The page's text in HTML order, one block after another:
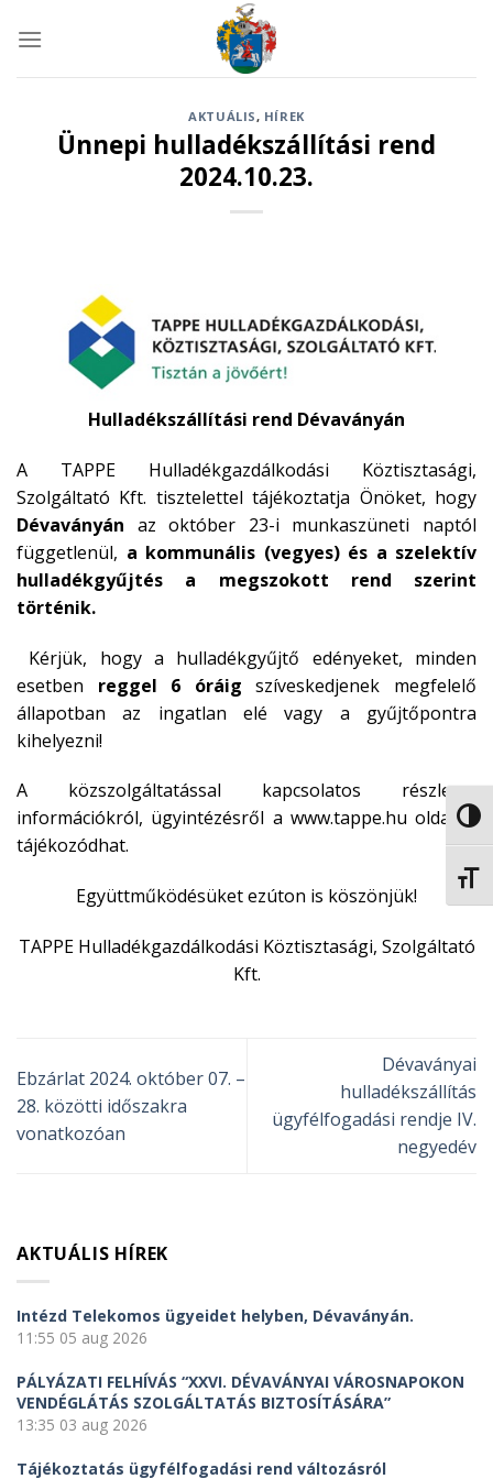
AKTUÁLIS, HÍREK
Ünnepi hulladékszállítási rend
2024.10.23.
Hulladékszállítási rend Dévaványán
A TAPPE Hulladékgazdálkodási Köztisztasági,
Szolgáltató Kft. tisztelettel tájékoztatja Önöket, hogy
Dévaványán az október 23-i munkaszüneti naptól
függetlenül, a kommunális (vegyes) és a szelektív
hulladékgyűjtés a megszokott rend szerint
történik.
Kérjük, hogy a hulladékgyűjtő edényeket, minden
esetben reggel 6 óráig szíveskedjenek megfelelő
állapotban az ingatlan elé vagy a gyűjtőpontra
kihelyezni!
A közszolgáltatással kapcsolatos részletes
információkról, ügyintézésről a www.tappe.hu oldalon
tájékozódhat.
Együttműködésüket ezúton is köszönjük!
TAPPE Hulladékgazdálkodási Köztisztasági, Szolgáltató
Kft.
Ebzárlat 2024. október 07. –
28. közötti időszakra
vonatkozóan
Dévaványai
hulladékszállítás
ügyfélfogadási rendje IV.
negyedév
AKTUÁLIS HÍREK
Intézd Telekomos ügyeidet helyben, Dévaványán.
11:55 05 aug 2026
PÁLYÁZATI FELHÍVÁS “XXVI. DÉVAVÁNYAI VÁROSNAPOKON
VENDÉGLÁTÁS SZOLGÁLTATÁS BIZTOSÍTÁSÁRA”
13:35 03 aug 2026
Tájékoztatás ügyfélfogadási rend változásról